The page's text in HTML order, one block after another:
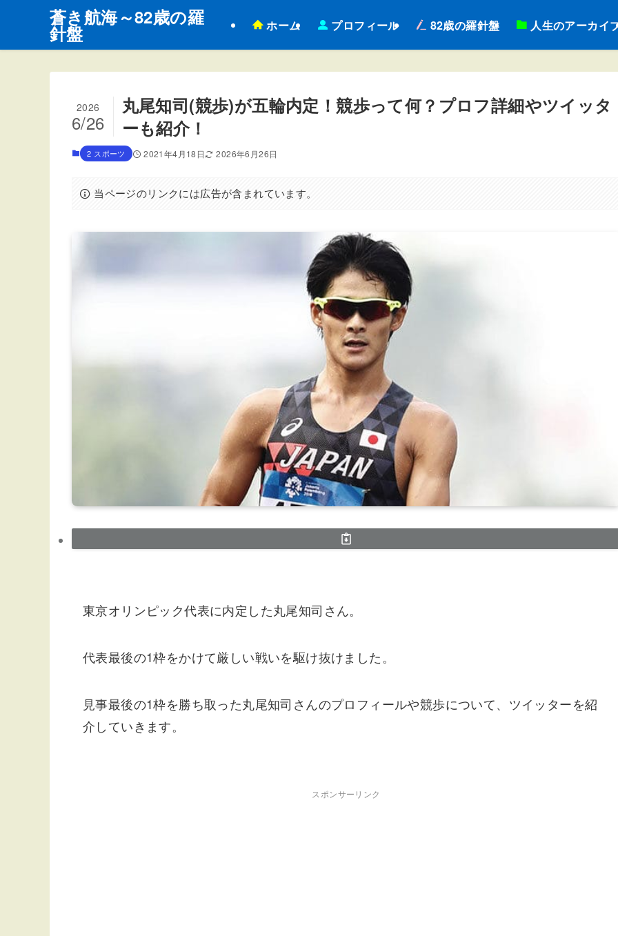
蒼き航海～82歳の羅
針盤 ホーム プロフィール 82歳の羅針盤 人生のアーカイ
丸尾知司(競歩)が五輪内定！競歩って何？プロフ詳細やツイッタ
ーも紹介！
2026
6/26
2 スポーツ 2021年4月18日 2026年6月26日
当ページのリンクには広告が含まれています。
東京オリンピック代表に内定した丸尾知司さん。
代表最後の1枠をかけて厳しい戦いを駆け抜けました。
見事最後の1枠を勝ち取った丸尾知司さんのプロフィールや競歩について、ツイッターを紹
介していきます。
スポンサーリンク